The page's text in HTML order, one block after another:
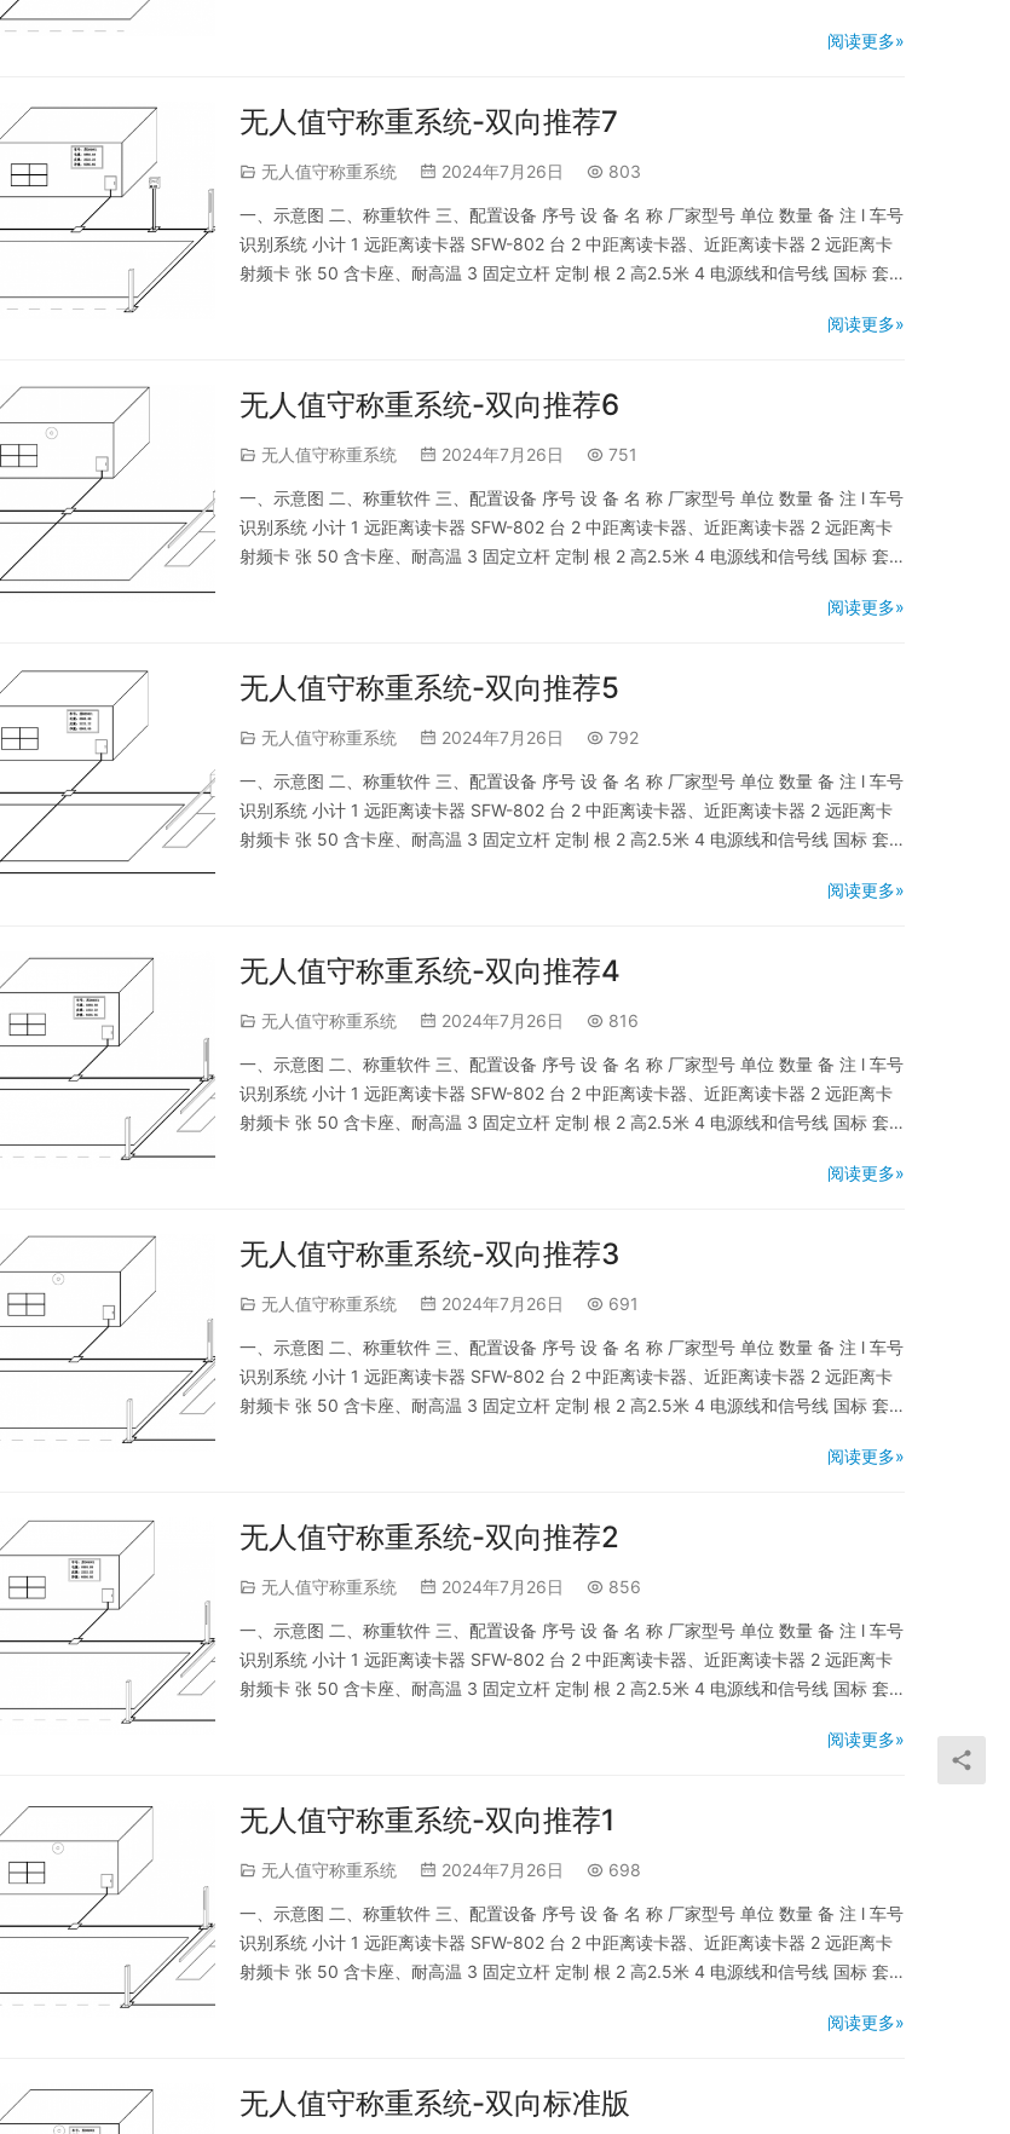
阅读更多»
无人值守称重系统-双向推荐7
无人值守称重系统 2024年7月26日 803
一、示意图 二、称重软件 三、配置设备 序号 设 备 名 称 厂家型号 单位 数量 备 注 l 车号
识别系统 小计 1 远距离读卡器 SFW-802 台 2 中距离读卡器、近距离读卡器 2 远距离卡
射频卡 张 50 含卡座、耐高温 3 固定立杆 定制 根 2 高2.5米 4 电源线和信号线 国标 套 1
阅读更多»
无人值守称重系统-双向推荐6
无人值守称重系统 2024年7月26日 751
一、示意图 二、称重软件 三、配置设备 序号 设 备 名 称 厂家型号 单位 数量 备 注 l 车号
识别系统 小计 1 远距离读卡器 SFW-802 台 2 中距离读卡器、近距离读卡器 2 远距离卡
射频卡 张 50 含卡座、耐高温 3 固定立杆 定制 根 2 高2.5米 4 电源线和信号线 国标 套 1
阅读更多»
无人值守称重系统-双向推荐5
无人值守称重系统 2024年7月26日 792
一、示意图 二、称重软件 三、配置设备 序号 设 备 名 称 厂家型号 单位 数量 备 注 l 车号
识别系统 小计 1 远距离读卡器 SFW-802 台 2 中距离读卡器、近距离读卡器 2 远距离卡
射频卡 张 50 含卡座、耐高温 3 固定立杆 定制 根 2 高2.5米 4 电源线和信号线 国标 套 1
阅读更多»
无人值守称重系统-双向推荐4
无人值守称重系统 2024年7月26日 816
一、示意图 二、称重软件 三、配置设备 序号 设 备 名 称 厂家型号 单位 数量 备 注 l 车号
识别系统 小计 1 远距离读卡器 SFW-802 台 2 中距离读卡器、近距离读卡器 2 远距离卡
射频卡 张 50 含卡座、耐高温 3 固定立杆 定制 根 2 高2.5米 4 电源线和信号线 国标 套 1
阅读更多»
无人值守称重系统-双向推荐3
无人值守称重系统 2024年7月26日 691
一、示意图 二、称重软件 三、配置设备 序号 设 备 名 称 厂家型号 单位 数量 备 注 l 车号
识别系统 小计 1 远距离读卡器 SFW-802 台 2 中距离读卡器、近距离读卡器 2 远距离卡
射频卡 张 50 含卡座、耐高温 3 固定立杆 定制 根 2 高2.5米 4 电源线和信号线 国标 套 1
阅读更多»
无人值守称重系统-双向推荐2
无人值守称重系统 2024年7月26日 856
一、示意图 二、称重软件 三、配置设备 序号 设 备 名 称 厂家型号 单位 数量 备 注 l 车号
识别系统 小计 1 远距离读卡器 SFW-802 台 2 中距离读卡器、近距离读卡器 2 远距离卡
射频卡 张 50 含卡座、耐高温 3 固定立杆 定制 根 2 高2.5米 4 电源线和信号线 国标 套 1
阅读更多»
无人值守称重系统-双向推荐1
无人值守称重系统 2024年7月26日 698
一、示意图 二、称重软件 三、配置设备 序号 设 备 名 称 厂家型号 单位 数量 备 注 l 车号
识别系统 小计 1 远距离读卡器 SFW-802 台 2 中距离读卡器、近距离读卡器 2 远距离卡
射频卡 张 50 含卡座、耐高温 3 固定立杆 定制 根 2 高2.5米 4 电源线和信号线 国标 套 1
阅读更多»
无人值守称重系统-双向标准版